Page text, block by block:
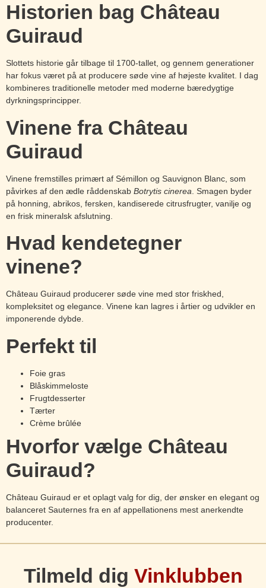
Historien bag Château
Guiraud
Slottets historie går tilbage til 1700-tallet, og gennem generationer
har fokus været på at producere søde vine af højeste kvalitet. I dag
kombineres traditionelle metoder med moderne bæredygtige
dyrkningsprincipper.
Vinene fra Château
Guiraud
Vinene fremstilles primært af Sémillon og Sauvignon Blanc, som
påvirkes af den ædle råddenskab Botrytis cinerea . Smagen byder
på honning, abrikos, fersken, kandiserede citrusfrugter, vanilje og
en frisk mineralsk afslutning.
Hvad kendetegner
vinene?
Château Guiraud producerer søde vine med stor friskhed,
kompleksitet og elegance. Vinene kan lagres i årtier og udvikler en
imponerende dybde.
Perfekt til
Foie gras
Blåskimmeloste
Frugtdesserter
Tærter
Crème brûlée
Hvorfor vælge Château
Guiraud?
Château Guiraud er et oplagt valg for dig, der ønsker en elegant og
balanceret Sauternes fra en af appellationens mest anerkendte
producenter.
Tilmeld dig Vinklubben